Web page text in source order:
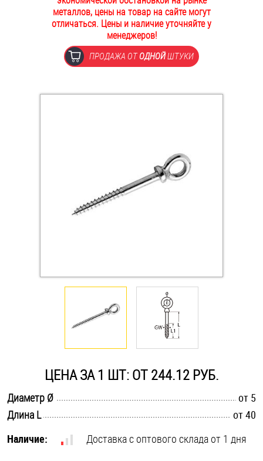
ОПЛАТА И ДОСТАВКА
Втулки
Крюки, кольца с метрической резьбой
Оснастка и аксессуары для яхт
Стопорные кольца
Такелаж
металлов, цены на товар на сайте могут
отличаться. Цены и наличие уточняйте у
менеджеров!
ПРОДАЖА ОТОДНОЙШТУКИ
ЦЕНА ЗА 1 ШТ: ОТ 244.12 РУБ.
Диаметр Ø
от 5
Длина L
от 40
Наличие:
Доставка с оптового склада от 1 дня